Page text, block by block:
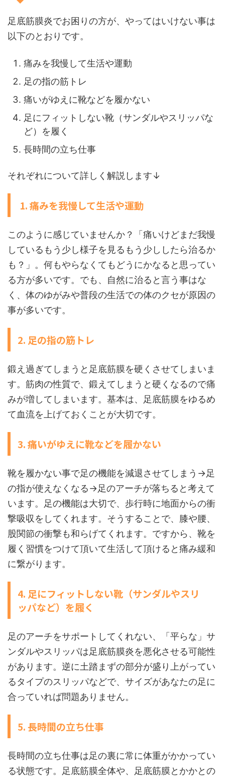
足底筋膜炎でお困りの方が、やってはいけない事は
以下のとおりです。
痛みを我慢して生活や運動
足の指の筋トレ
痛いがゆえに靴などを履かない
足にフィットしない靴（サンダルやスリッパな
ど）を履く
長時間の立ち仕事
それぞれについて詳しく解説します↓
1. 痛みを我慢して生活や運動
このように感じていませんか？「痛いけどまだ我慢
しているもう少し様子を見るもう少ししたら治るか
も？」。何もやらなくてもどうにかなると思ってい
る方が多いです。でも、自然に治ると言う事はな
く、体のゆがみや普段の生活での体のクセが原因の
事が多いです。
2. 足の指の筋トレ
鍛え過ぎてしまうと足底筋膜を硬くさせてしまいま
す。筋肉の性質で、鍛えてしまうと硬くなるので痛
みが増してしまいます。基本は、足底筋膜をゆるめ
て血流を上げておくことが大切です。
3. 痛いがゆえに靴などを履かない
靴を履かない事で足の機能を減退させてしまう→足
の指が使えなくなる→足のアーチが落ちると考えて
います。足の機能は大切で、歩行時に地面からの衝
撃吸収をしてくれます。そうすることで、膝や腰、
股関節の衝撃も和らげてくれます。ですから、靴を
履く習慣をつけて頂いて生活して頂けると痛み緩和
に繋がります。
4. 足にフィットしない靴（サンダルやスリ
ッパなど）を履く
足のアーチをサポートしてくれない、「平らな」サ
ンダルやスリッパは足底筋膜炎を悪化させる可能性
があります。逆に土踏まずの部分が盛り上がってい
るタイプのスリッパなどで、サイズがあなたの足に
合っていれば問題ありません。
5. 長時間の立ち仕事
長時間の立ち仕事は足の裏に常に体重がかかってい
る状態です。足底筋膜全体や、足底筋膜とかかとの